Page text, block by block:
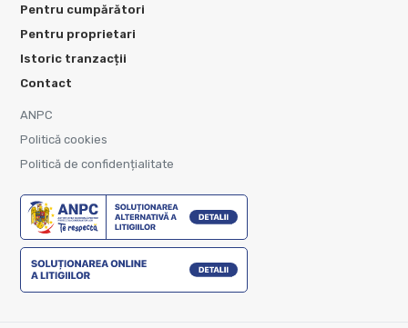
Pentru cumpărători
Pentru proprietari
Istoric tranzacții
Contact
ANPC
Politică cookies
Politică de confidențialitate